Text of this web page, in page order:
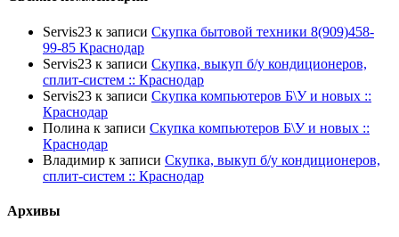
Servis23 к записи Скупка бытовой техники 8(909)458-
99-85 Краснодар
Servis23 к записи Скупка, выкуп б/у кондиционеров,
сплит-систем :: Краснодар
Servis23 к записи Скупка компьютеров Б\У и новых ::
Краснодар
Полина к записи Скупка компьютеров Б\У и новых ::
Краснодар
Владимир к записи Скупка, выкуп б/у кондиционеров,
сплит-систем :: Краснодар
Архивы